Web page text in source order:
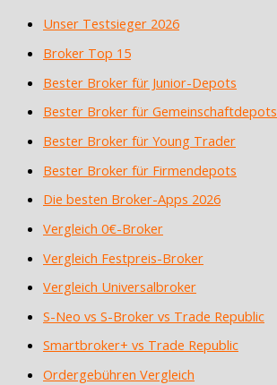
Unser Testsieger 2026
Broker Top 15
Bester Broker für Junior-Depots
Bester Broker für Gemeinschaftdepots
Bester Broker für Young Trader
Bester Broker für Firmendepots
Die besten Broker-Apps 2026
Vergleich 0€-Broker
Vergleich Festpreis-Broker
Vergleich Universalbroker
S-Neo vs S-Broker vs Trade Republic
Smartbroker+ vs Trade Republic
Ordergebühren Vergleich